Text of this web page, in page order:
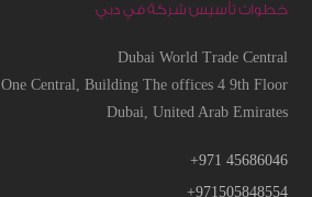
خطوات تأسيس شركة في دبي
Dubai World Trade Central
One Central, Building The offices 4 9th Floor
Dubai, United Arab Emirates
+971 45686046
+971505848554